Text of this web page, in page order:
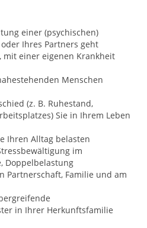
einer (psychischen)
Ihres Partners geht
mit einer eigenen Krankheit
Menschen
(z. B. Ruhestand,
Sie in Ihrem Leben
Ihren Alltag belasten
im
Doppelbelastung
Partnerschaft, Familie und am
in Ihrer Herkunftsfamilie